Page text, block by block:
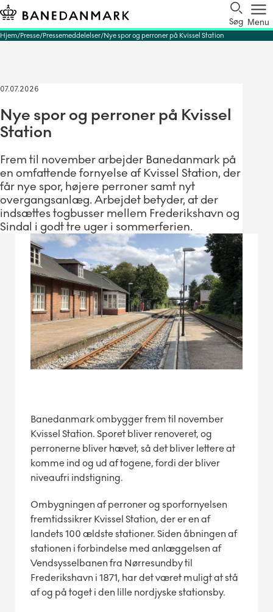
Søg Menu
Hjem Presse Pressemeddelelser Nye spor og perroner på Kvissel Station
07.07.2026
Nye spor og perroner på Kvissel
Station
Frem til november arbejder Banedanmark på
en omfattende fornyelse af Kvissel Station, der
får nye spor, højere perroner samt nyt
overgangsanlæg. Arbejdet betyder, at der
indsættes togbusser mellem Frederikshavn og
Sindal i godt tre uger i sommerferien.
Banedanmark ombygger frem til november
Kvissel Station. Sporet bliver renoveret, og
perronerne bliver hævet, så det bliver lettere at
komme ind og ud af togene, fordi der bliver
niveaufri indstigning.
Ombygningen af perroner og sporfornyelsen
fremtidssikrer Kvissel Station, der er en af
landets 100 ældste stationer. Siden åbningen af
stationen i forbindelse med anlæggelsen af
Vendsysselbanen fra Nørresundby til
Frederikshavn i 1871, har det været muligt at stå
af og på toget i den lille nordjyske stationsby.